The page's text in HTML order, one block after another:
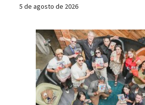
5 de agosto de 2026